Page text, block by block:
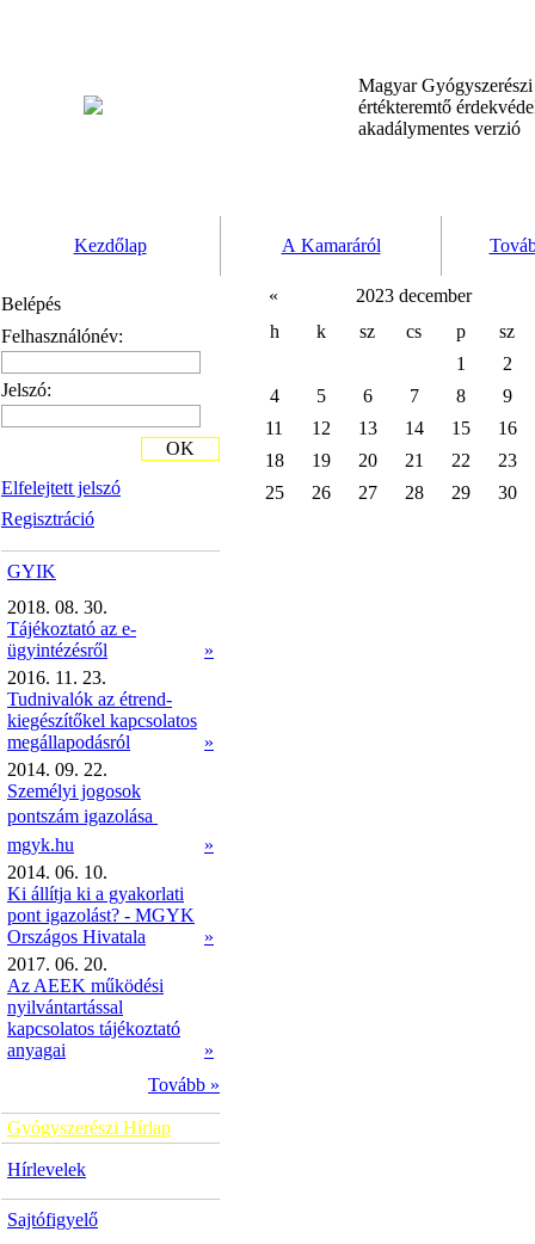
Magyar
értékteremtő
akadálymentes verzió
Kezdőlap A Kamaráról
Belépés
Felhasználónév:
Jelszó:
Elfelejtett jelszó
Regisztráció
OK
GYIK
2018. 08. 30.
Tájékoztató az e-
ügyintézésről
»
2016. 11. 23.
Tudnivalók az étrend-
kiegészítőkel kapcsolatos
megállapodásról
»
2014. 09. 22.
Személyi jogosok
pontszám igazolása 
mgyk.hu
»
2014. 06. 10.
Ki állítja ki a gyakorlati
pont igazolást? - MGYK
Országos Hivatala
»
2017. 06. 20.
Az AEEK működési
nyilvántartással
kapcsolatos tájékoztató
anyagai
»
Tovább »
Gyógyszerészi Hírlap
Hírlevelek
Sajtófigyelő
«
2023 december
h
k sz cs p
sz
1
2
4
5 6 7 8
9
11
12 13 14 15
16
18
19 20 21 22
23
25
26 27 28 29 30